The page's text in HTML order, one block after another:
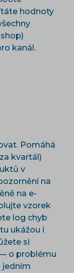
hodnoty
kanál.
Pomáhá
kvartál)
v
na
na e-
vzorek
log chyb
ukážou i
si
o problému
jedním